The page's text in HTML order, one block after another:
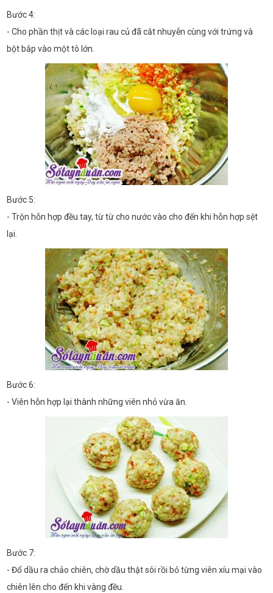
Bước 4:
- Cho phần thịt và các loại rau củ đã cắt nhuyễn cùng với trứng và
bột bắp vào một tô lớn.
Bước 5:
- Trộn hỗn hợp đều tay, từ từ cho nước vào cho đến khi hỗn hợp sệt
lại.
Bước 6:
- Viên hỗn hợp lại thành những viên nhỏ vừa ăn.
Bước 7:
- Đổ dầu ra chảo chiên, chờ dầu thật sôi rồi bỏ từng viên xíu mại vào
chiên lên cho đến khi vàng đều.